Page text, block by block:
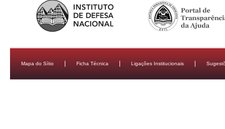
Mapa do Sítio Ficha Técnica Ligações Institucionais